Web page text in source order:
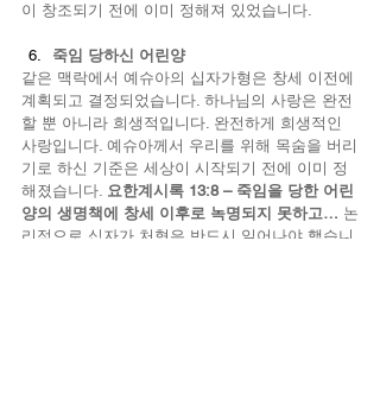
이 창조되기 전에 이미 정해져 있었습니다.
죽임 당하신 어린양
같은 맥락에서 예슈아의 십자가형은 창세 이전에
계획되고 결정되었습니다. 하나님의 사랑은 완전
할 뿐 아니라 희생적입니다. 완전하게 희생적인
사랑입니다. 예슈아께서 우리를 위해 목숨을 버리
기로 하신 기준은 세상이 시작되기 전에 이미 정
해졌습니다. 요한계시록 13:8 – 죽임을 당한 어린
양의 생명책에 창세 이후로 녹명되지 못하고… 논
리적으로 십자가 처형은 반드시 일어나야 했습니